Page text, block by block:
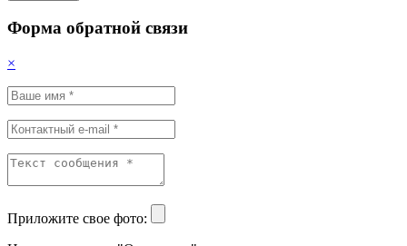
Форма обратной связи
×
Приложите свое фото: